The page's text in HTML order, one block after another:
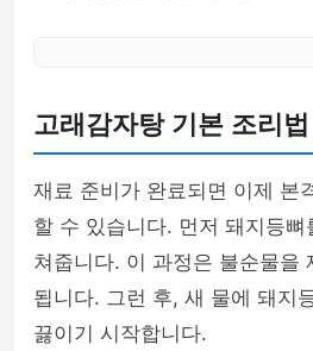
고래감자탕 기본 조리법
재료 준비가 완료되면 이제 본
할 수 있습니다. 먼저 돼지등뼈
쳐줍니다. 이 과정은 불순물을
됩니다. 그런 후, 새 물에 돼지
끓이기 시작합니다.